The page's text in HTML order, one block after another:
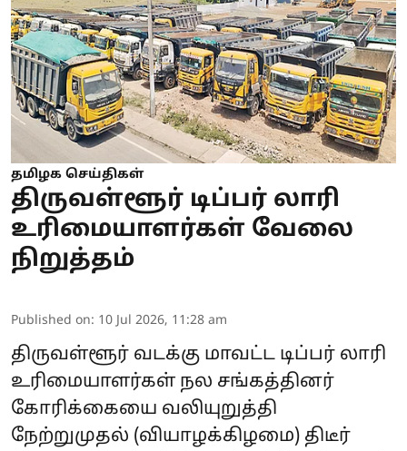
தமிழக செய்திகள்
திருவள்ளூர் டிப்பர் லாரி
உரிமையாளர்கள் வேலை
நிறுத்தம்
Published on: 10 Jul 2026, 11:28 am
திருவள்ளூர் வடக்கு மாவட்ட டிப்பர் லாரி
உரிமையாளர்கள் நல சங்கத்தினர்
கோரிக்கையை வலியுறுத்தி
நேற்றுமுதல் (வியாழக்கிழமை) திடீர்